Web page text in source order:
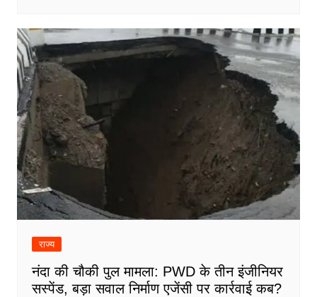
राज्य
नंदा की चौकी पुल मामला: PWD के तीन इंजीनियर
सस्पेंड, बड़ा सवाल निर्माण एजेंसी पर कार्रवाई कब?